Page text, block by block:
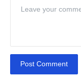
Post Comment